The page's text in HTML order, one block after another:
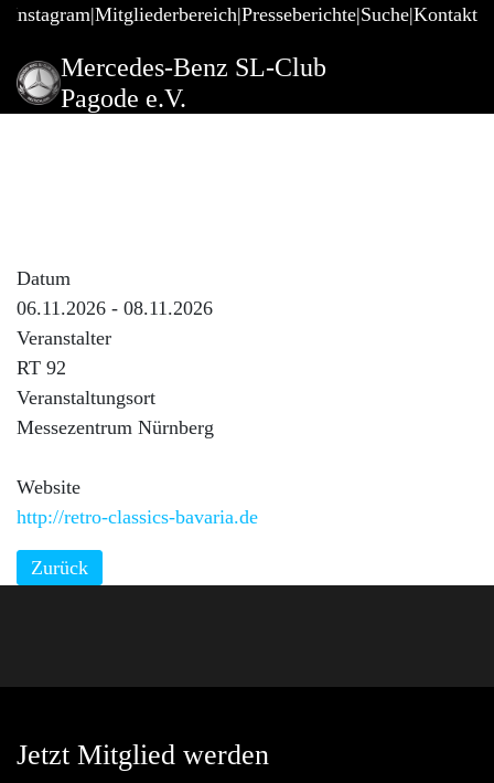
Mitgliederbereich Presseberichte Suche Kontakt
Mercedes-Benz SL-Club
Pagode e.V.
Datum
06.11.2026 - 08.11.2026
Veranstalter
RT 92
Veranstaltungsort
Messezentrum Nürnberg
Website
http://retro-classics-bavaria.de
Zurück
Jetzt Mitglied werden